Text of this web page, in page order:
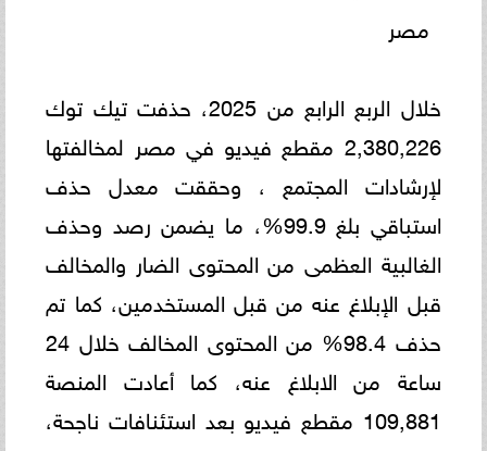
مصر
خلال الربع الرابع من 2025، حذفت تيك توك
2,380,226 مقطع فيديو في مصر لمخالفتها
لإرشادات المجتمع ، وحققت معدل حذف
استباقي بلغ 99.9%، ما يضمن رصد وحذف
الغالبية العظمى من المحتوى الضار والمخالف
قبل الإبلاغ عنه من قبل المستخدمين، كما تم
حذف 98.4% من المحتوى المخالف خلال 24
ساعة من الابلاغ عنه، كما أعادت المنصة
109,881 مقطع فيديو بعد استئنافات ناجحة،